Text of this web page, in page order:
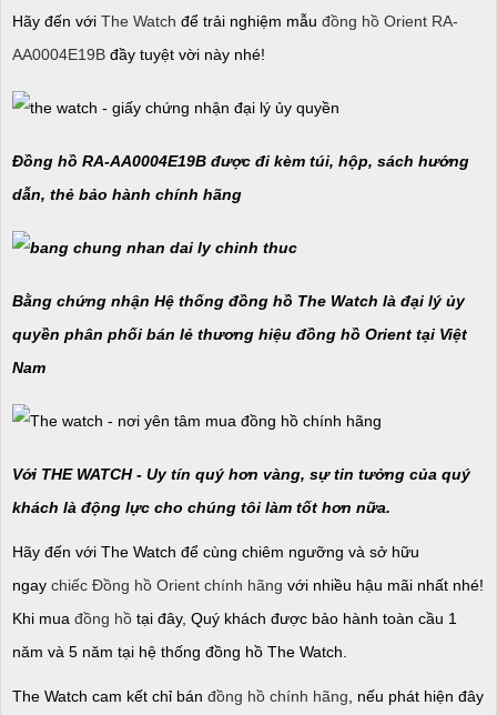
Hãy đến với The Watch để trải nghiệm mẫu đồng hồ Orient RA-
AA0004E19B đầy tuyệt vời này nhé!
Đồng hồ RA-AA0004E19B được đi kèm túi, hộp, sách hướng
dẫn, thẻ bảo hành chính hãng
Bằng chứng nhận Hệ thống đồng hồ The Watch là đại lý ủy
quyền phân phối bán lẻ thương hiệu đồng hồ Orient tại Việt
Nam
Với THE WATCH - Uy tín quý hơn vàng, sự tin tưởng của quý
khách là động lực cho chúng tôi làm tốt hơn nữa.
Hãy đến với The Watch để cùng chiêm ngưỡng và sở hữu
ngay chiếc Đồng hồ Orient chính hãng với nhiều hậu mãi nhất nhé!
Khi mua đồng hồ tại đây, Quý khách được bảo hành toàn cầu 1
năm và 5 năm tại hệ thống đồng hồ The Watch.
The Watch cam kết chỉ bán đồng hồ chính hãng , nếu phát hiện đây